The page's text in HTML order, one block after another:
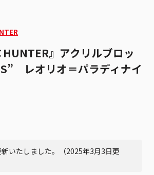
』アクリルブロッ
レオリオ＝パラディナイ
いたしました。（2025年3月3日更